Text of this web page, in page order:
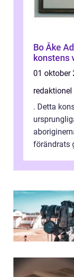
Bo Åke
konstens
01 oktober
redaktionel
. Detta
förändrats
”aborig...